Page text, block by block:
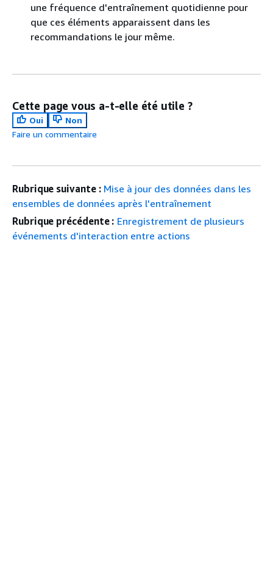
une fréquence d'entraînement quotidienne pour
que ces éléments apparaissent dans les
recommandations le jour même.
Cette page vous a-t-elle été utile ?
Oui
Non
Faire un commentaire
Rubrique suivante : Mise à jour des données dans les
ensembles de données après l'entraînement
Rubrique précédente : Enregistrement de plusieurs
événements d'interaction entre actions